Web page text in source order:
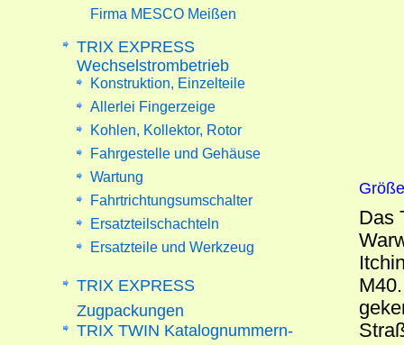
Das
Firma MESCO Meißen
TRIX EXPRESS
Wechselstrombetrieb
Konstruktion, Einzelteile
Allerlei Fingerzeige
Kohlen, Kollektor, Rotor
Fahrgestelle und Gehäuse
Wartung
Fahrtrichtungsumschalter
Ersatzteilschachteln
Ersatzteile und Werkzeug
TRIX EXPRESS
Zugpackungen
TRIX TWIN Katalognummern-